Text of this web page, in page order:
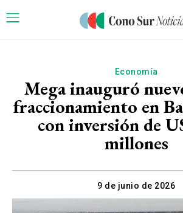
Economía
Mega inauguró
fraccionamiento en
con inversión de
millones
9 de junio de 2026